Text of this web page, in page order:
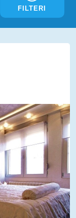
FILTERI